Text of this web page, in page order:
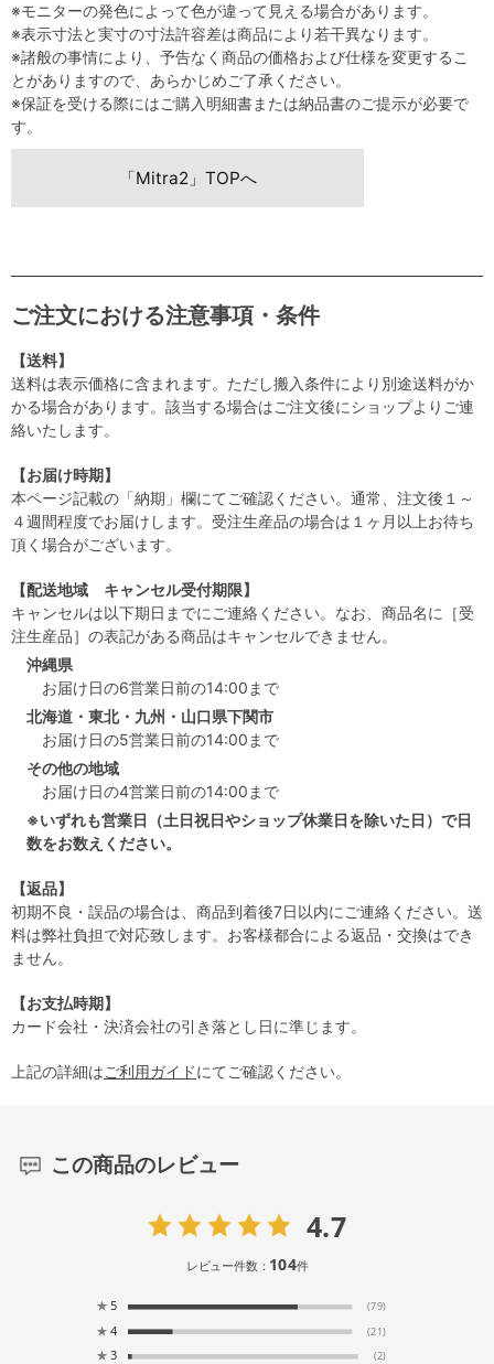
※モニターの発色によって色が違って見える場合があります。
※表示寸法と実寸の寸法許容差は商品により若干異なります。
※諸般の事情により、予告なく商品の価格および仕様を変更するこ
とがありますので、あらかじめご了承ください。
※保証を受ける際にはご購入明細書または納品書のご提示が必要で
す。
「Mitra2」TOPへ
ご注文における注意事項・条件
【送料】
送料は表示価格に含まれます。ただし搬入条件により別途送料がか
かる場合があります。該当する場合はご注文後にショップよりご連
絡いたします。
【お届け時期】
本ページ記載の「納期」欄にてご確認ください。通常、注文後１～
４週間程度でお届けします。受注生産品の場合は１ヶ月以上お待ち
頂く場合がございます。
【配送地域 キャンセル受付期限】
キャンセルは以下期日までにご連絡ください。なお、商品名に［受
注生産品］の表記がある商品はキャンセルできません。
沖縄県
お届け日の6営業日前の14:00まで
北海道・東北・九州・山口県下関市
お届け日の5営業日前の14:00まで
その他の地域
お届け日の4営業日前の14:00まで
※いずれも営業日（土日祝日やショップ休業日を除いた日）で日
数をお数えください。
【返品】
初期不良・誤品の場合は、商品到着後7日以内にご連絡ください。送
料は弊社負担で対応致します。お客様都合による返品・交換はでき
ません。
【お支払時期】
カード会社・決済会社の引き落とし日に準じます。
上記の詳細はご利用ガイドにてご確認ください。
この商品のレビュー
4.7
レビュー件数： 104件
★ 5 (79)
★ 4 (21)
★ 3 (2)